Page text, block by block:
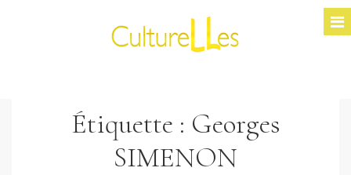
Étiquette : Georges
SIMENON